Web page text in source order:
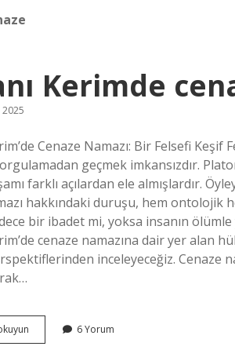
Kerimde
2025
Cenaze Namazı: Bir Felsefi
geçmek imkansızdır.
farklı açılardan ele almışlardır.
hakkındaki duruşu, hem
bir ibadet mi, yoksa insanın
cenaze namazına dair yer alan
inceleyeceğiz. Cenaze
Kerimde
6 Yorum